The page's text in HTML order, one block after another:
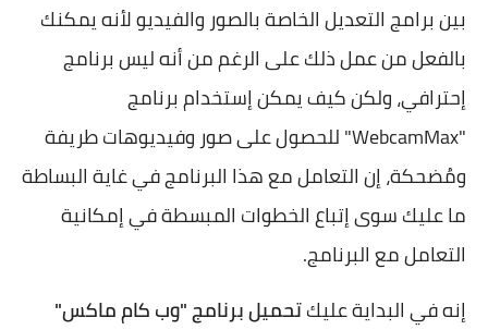
بين برامج التعديل الخاصة بالصور والفيديو لأنه يمكنك
بالفعل من عمل ذلك على الرغم من أنه ليس برنامج
إحترافي، ولكن كيف يمكن إستخدام برنامج
"WebcamMax" للحصول على صور وفيديوهات طريفة
ومُضحكة، إن التعامل مع هذا البرنامج في غاية البساطة
ما عليك سوى إتباع الخطوات المبسطة في إمكانية
التعامل مع البرنامج.
إنه في البداية عليكتحميل برنامج "وب كام ماكس"